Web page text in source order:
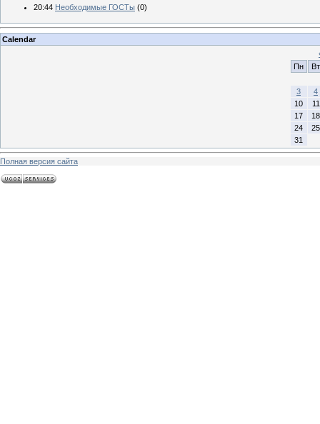
20:44 Необходимые ГОСТы (0)
Calendar
Пн
Вт
3
4
10
11
17
18
24
25
31
Полная версия сайта